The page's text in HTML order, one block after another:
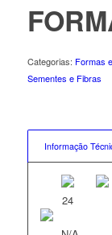
Categorias: Formas
Sementes e Fibras
Informação
24